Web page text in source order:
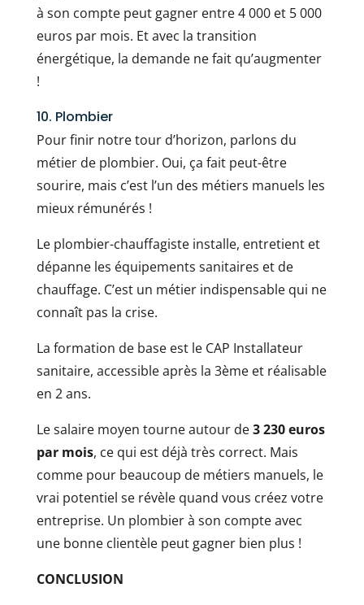
à son compte peut gagner entre 4 000 et 5 000
euros par mois. Et avec la transition
énergétique, la demande ne fait qu’augmenter
!
10. Plombier
Pour finir notre tour d’horizon, parlons du
métier de plombier. Oui, ça fait peut-être
sourire, mais c’est l’un des métiers manuels les
mieux rémunérés !
Le plombier-chauffagiste installe, entretient et
dépanne les équipements sanitaires et de
chauffage. C’est un métier indispensable qui ne
connaît pas la crise.
La formation de base est le CAP Installateur
sanitaire, accessible après la 3ème et réalisable
en 2 ans.
Le salaire moyen tourne autour de3 230 euros
par mois, ce qui est déjà très correct. Mais
comme pour beaucoup de métiers manuels, le
vrai potentiel se révèle quand vous créez votre
entreprise. Un plombier à son compte avec
une bonne clientèle peut gagner bien plus !
CONCLUSION